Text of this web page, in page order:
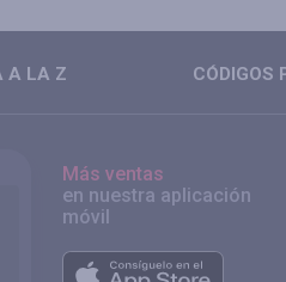
A LA Z CÓDIGOS
Más ventas
en nuestra aplicación
móvil